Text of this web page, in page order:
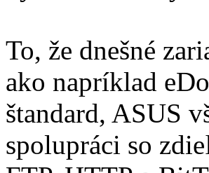
To, že dnešné
ako napríklad
štandard, ASUS
spolupráci so